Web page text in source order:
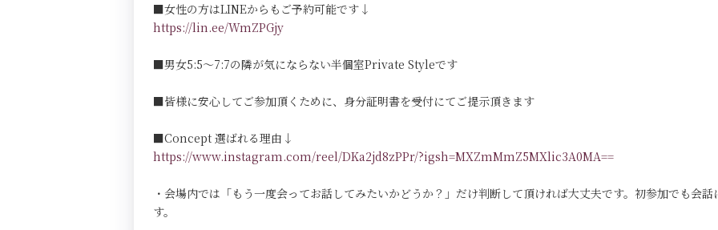
■女性の方はLINEからもご予約可能です↓
https://lin.ee/WmZPGjy
■男女5:5～7:7の隣が気にならない半個室Private Styleです
■皆様に安心してご参加頂くために、身分証明書を受付にてご提示頂きます
■Concept 選ばれる理由↓
https://www.instagram.com/reel/DKa2jd8zPPr/?igsh=MXZmMmZ5MXlic3A0MA==
・会場内では「もう一度会ってお話してみたいかどうか？」だけ判断して頂ければ大丈夫です。初参加でも会
す。